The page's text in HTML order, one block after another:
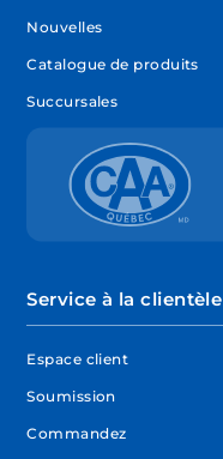
Nouvelles
Catalogue de produits
Succursales
Service à la clientèle
Espace client
Soumission
Commandez